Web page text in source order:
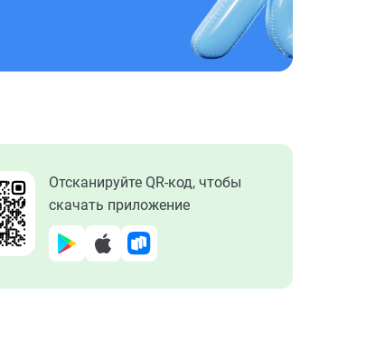
Отсканируйте QR-код, чтобы
скачать приложение